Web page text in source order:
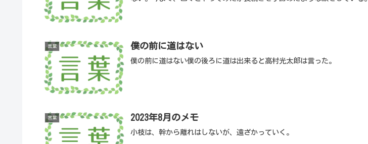
言葉 僕の前に道はない
僕の前に道はない僕の後ろに道は出来ると高村光太郎は言った。
言葉 2023年8月のメモ
小枝は、幹から離れはしないが、遠ざかっていく。